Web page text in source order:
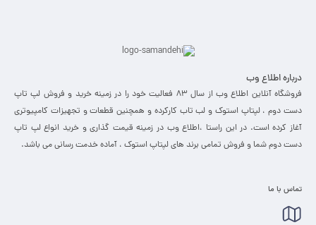
درباره اطلاع وب
فروشگاه آنلاین اطلاع وب از سال 83 فعالیت خود را در زمینه خرید و فروش لپ تاپ
دست دوم ، لپتاپ استوک و لب تاب کارکرده و همچنین قطعات و تجهیزات کامپیوتری
آغاز کرده است. در این راستا ،‌اطلاع وب در زمینه قیمت گذاری و خرید انواع لپ تاپ
دست دوم شما و فروش تمامی برند های لپتاپ استوک ، آماده خدمت رسانی می باشد.
تماس با ما